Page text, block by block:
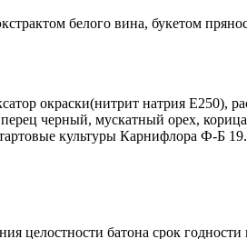
белого вина, букетом
окраски(нитрит натрия Е250),
черный, мускатный орех,
культуры Карнифлора Ф-Б
целостности батона срок годности